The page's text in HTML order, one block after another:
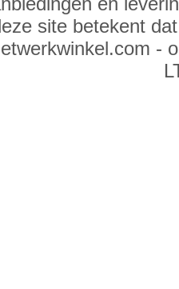
site betekent
-